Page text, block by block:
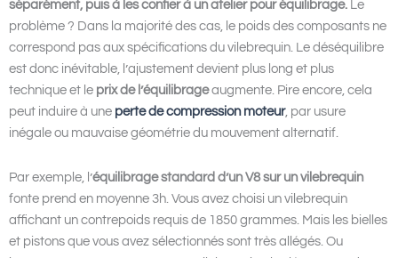
séparément, puis à les confier à un atelier pour équilibrage. Le
problème ? Dans la majorité des cas, le poids des composants ne
correspond pas aux spécifications du vilebrequin. Le déséquilibre
est donc inévitable, l’ajustement devient plus long et plus
technique et le prix de l’équilibrageaugmente. Pire encore, cela
peut induire à une perte de compression moteur, par usure
inégale ou mauvaise géométrie du mouvement alternatif.
Par exemple, l’équilibrage standard d’un V8 sur un vilebrequin
fonte prend en moyenne 3h. Vous avez choisi un vilebrequin
affichant un contrepoids requis de 1850 grammes. Mais les bielles
et pistons que vous avez sélectionnés sont très allégés. Ou